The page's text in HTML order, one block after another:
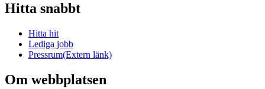
Hitta snabbt
Hitta hit
Lediga jobb
Pressrum(Extern länk)
Om webbplatsen